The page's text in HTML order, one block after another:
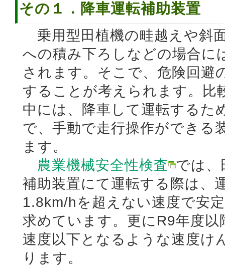
その１．降車運転補助装置
乗用型田植機の畦越えや斜
への積み下ろしなどの場合に
されます。そこで、危険回避
することが考えられます。比
中には、降車して運転するた
で、手動で走行操作ができる
ます。
農業機械安全性検査 では、
補助装置にて運転する際は、
1.8km/hを超えない速度で安
求めています。更にR9年度
速度以下となるような速度け
ります。